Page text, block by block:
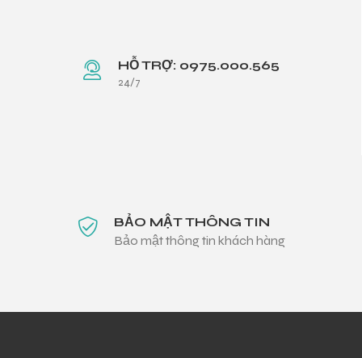
HỖ TRỢ: 0975.000.565
24/7
BẢO MẬT THÔNG TIN
Bảo mật thông tin khách hàng